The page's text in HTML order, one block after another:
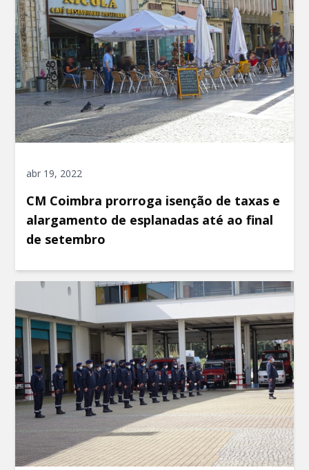
abr 19, 2022
CM Coimbra prorroga isenção de taxas e
alargamento de esplanadas até ao final
de setembro